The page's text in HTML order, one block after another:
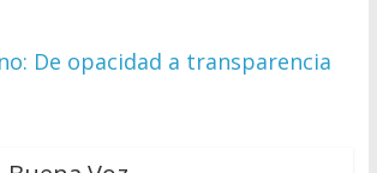
De opacidad a transparencia